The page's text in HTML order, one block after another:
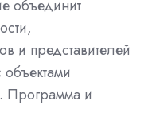
объединит
и представителей
Программа и